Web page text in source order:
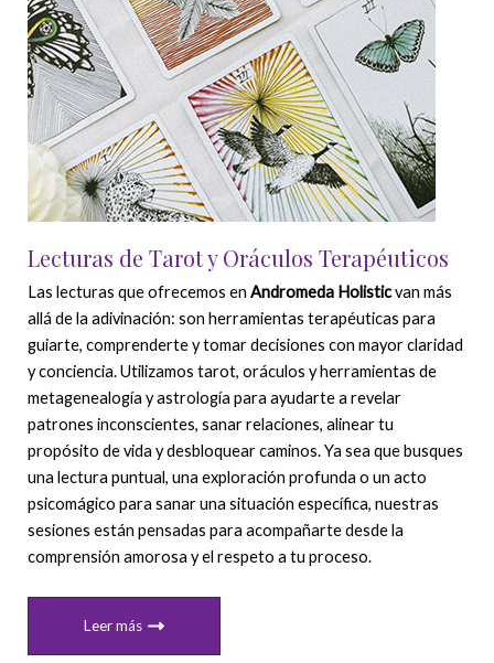
Lecturas de Tarot y Oráculos Terapéuticos
Las lecturas que ofrecemos en Andromeda Holisticvan más
allá de la adivinación: son herramientas terapéuticas para
guiarte, comprenderte y tomar decisiones con mayor claridad
y conciencia. Utilizamos tarot, oráculos y herramientas de
metagenealogía y astrología para ayudarte a revelar
patrones inconscientes, sanar relaciones, alinear tu
propósito de vida y desbloquear caminos. Ya sea que busques
una lectura puntual, una exploración profunda o un acto
psicomágico para sanar una situación específica, nuestras
sesiones están pensadas para acompañarte desde la
comprensión amorosa y el respeto a tu proceso.
Leer más